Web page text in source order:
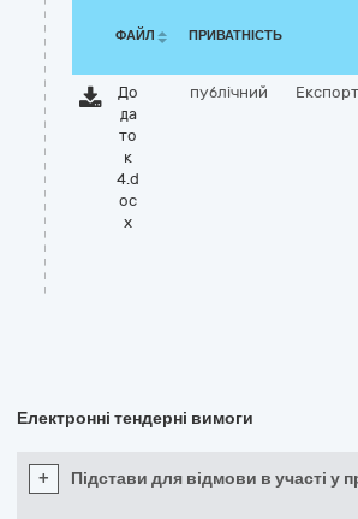
ФАЙЛ ПРИВАТНІСТЬ
До
да
то
к
4.d
oc
x
публічний
Електронні тендерні вимоги
+ Підстави для відмови в участі у